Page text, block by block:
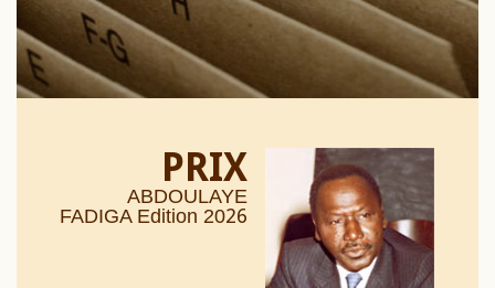
PRIX
ABDOULAYE
FADIGA Edition 2026